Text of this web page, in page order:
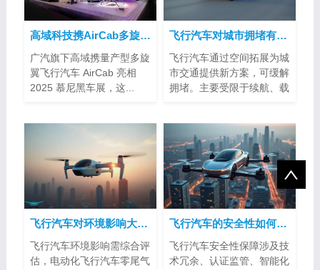
高域科技携AirCab多旋翼飞行汽车亮相2025慕尼黑车展
广汽旗下高域携量产型多旋
翼飞行汽车 AirCab 亮相
2025 慕尼黑车展，这...
飞行汽车对城市拥堵有帮助吗？
飞行汽车通过空间拓展为城
市交通提供新方案，可缓解
拥堵。主要受限于续航、载
飞行汽车对环境影响大吗？
飞行汽车环境影响需综合评
估，电动化飞行汽车零尾气
飞行汽车的安全性如何得到保障？
飞行汽车安全性保障涉及技
术冗余、认证监管、智能化